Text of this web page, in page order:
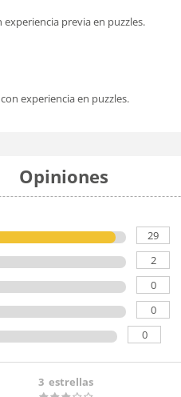
previa en puzzles.
experiencia en puzzles.
Opiniones
29
2
0
0
0
3 estrellas